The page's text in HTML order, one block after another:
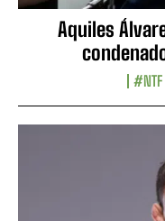
Aquiles
#NTF